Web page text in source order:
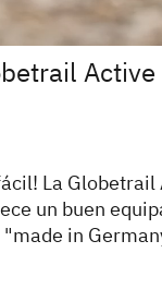
Active
La
un buen
in